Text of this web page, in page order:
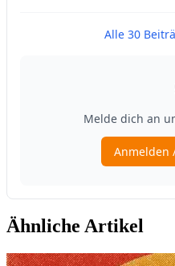
Ähnliche Artikel